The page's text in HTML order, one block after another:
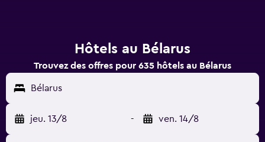
Hôtels au Bélarus
Trouvez des offres pour 635 hôtels au Bélarus
Bélarus
jeu. 13/8 - ven. 14/8